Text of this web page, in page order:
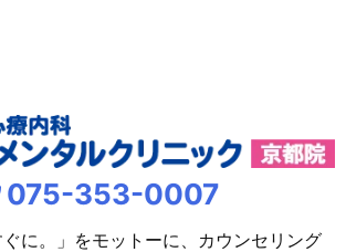
075-353-0007
ぐに。」をモットーに、カウンセリング